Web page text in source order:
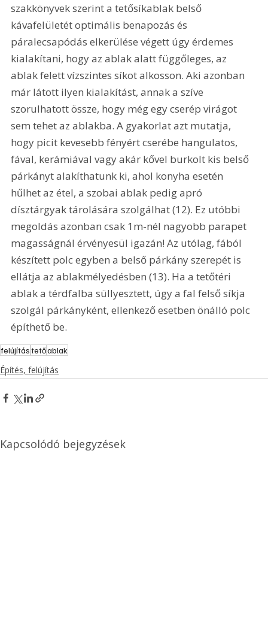
szakkönyvek szerint a tetősíkablak belső
kávafelületét optimális benapozás és
páralecsapódás elkerülése végett úgy érdemes
kialakítani, hogy az ablak alatt függőleges, az
ablak felett vízszintes síkot alkosson. Aki azonban
már látott ilyen kialakítást, annak a szíve
szorulhatott össze, hogy még egy cserép virágot
sem tehet az ablakba. A gyakorlat azt mutatja,
hogy picit kevesebb fényért cserébe hangulatos,
fával, kerámiával vagy akár kővel burkolt kis belső
párkányt alakíthatunk ki, ahol konyha esetén
hűlhet az étel, a szobai ablak pedig apró
dísztárgyak tárolására szolgálhat (12). Ez utóbbi
megoldás azonban csak 1m-nél nagyobb parapet
magasságnál érvényesül igazán! Az utólag, fából
készített polc egyben a belső párkány szerepét is
ellátja az ablakmélyedésben (13). Ha a tetőtéri
ablak a térdfalba süllyesztett, úgy a fal felső síkja
szolgál párkányként, ellenkező esetben önálló polc
építhető be.
felújítástetőablak
Építés, felújítás
Kapcsolódó bejegyzések